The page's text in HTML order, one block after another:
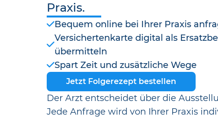
Praxis.
Bequem online bei Ihrer Praxis
Versichertenkarte digital als
übermitteln
Spart Zeit und zusätzliche Wege
Jetzt Folgerezept bestellen
Der Arzt entscheidet über die
Jede Anfrage wird von Ihrer Praxis